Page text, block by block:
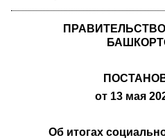
от 13 мая
Об итогах